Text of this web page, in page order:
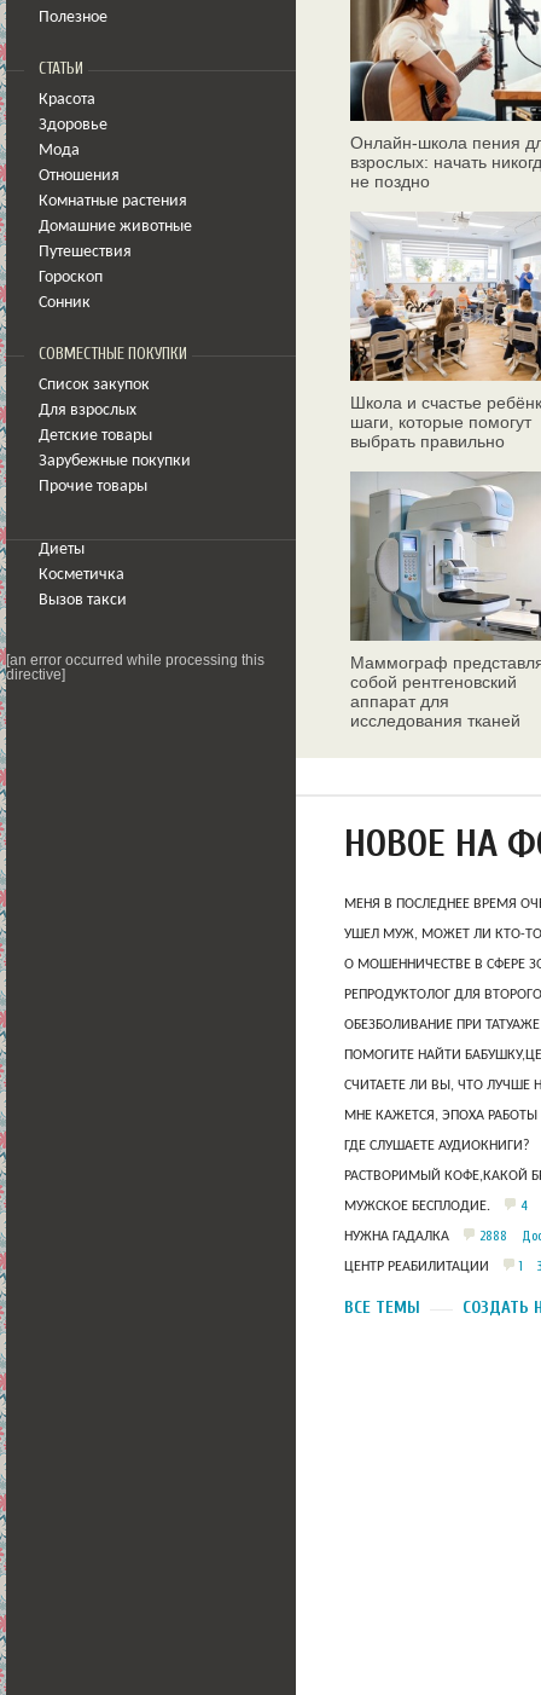
Полезное
СТАТЬИ
Красота
Здоровье
Мода
Отношения
Комнатные растения
Домашние животные
Путешествия
Гороскоп
Сонник
СОВМЕСТНЫЕ ПОКУПКИ
Список закупок
Для взрослых
Детские товары
Зарубежные покупки
Прочие товары
Диеты
Косметичка
Вызов такси
[an error occurred while processing this
directive]
Онлайн‑школа пения
взрослых: начать
не поздно
Школа и счастье
шаги, которые помогут
выбрать правильно
Маммограф
собой рентгеновский
аппарат для
исследования тканей
НОВОЕ НА
МЕНЯ В ПОСЛЕДНЕЕ ВРЕМЯ
УШЕЛ МУЖ, МОЖЕТ ЛИ КТО-ТО
О МОШЕННИЧЕСТВЕ В СФЕРЕ
РЕПРОДУКТОЛОГ ДЛЯ
ОБЕЗБОЛИВАНИЕ ПРИ
ПОМОГИТЕ НАЙТИ
СЧИТАЕТЕ ЛИ ВЫ, ЧТО ЛУЧШЕ
МНЕ КАЖЕТСЯ, ЭПОХА
ГДЕ СЛУШАЕТЕ АУДИОКНИГИ?
РАСТВОРИМЫЙ КОФЕ,КАКОЙ
МУЖСКОЕ БЕСПЛОДИЕ. 4
НУЖНА ГАДАЛКА 2888
ЦЕНТР РЕАБИЛИТАЦИИ 1
ВСЕ ТЕМЫ СОЗДАТЬ